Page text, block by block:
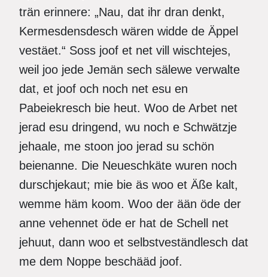
trän erinnere: „Nau, dat ihr dran denkt,
Kermesdensdesch wären widde de Äppel
vestäet.“ Soss joof et net vill wischtejes,
weil joo jede Jemän sech sälewe verwalte
dat, et joof och noch net esu en
Pabeiekresch bie heut. Woo de Arbet net
jerad esu dringend, wu noch e Schwätzje
jehaale, me stoon joo jerad su schön
beienanne. Die Neueschkäte wuren noch
durschjekaut; mie bie äs woo et Äße kalt,
wemme häm koom. Woo der ään öde der
anne vehennet öde er hat de Schell net
jehuut, dann woo et selbstveständlesch dat
me dem Noppe beschääd joof.